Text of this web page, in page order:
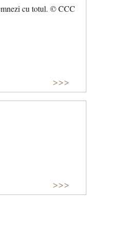
cu totul. © CCC
>>>
>>>